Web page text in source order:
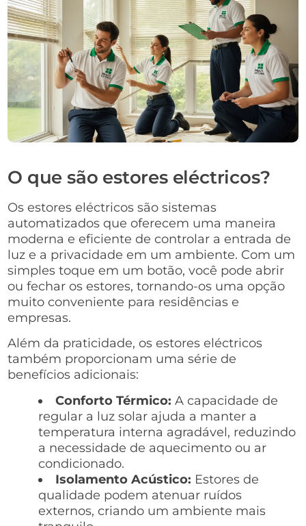
O que são estores eléctricos?
Os estores eléctricos são sistemas
automatizados que oferecem uma maneira
moderna e eficiente de controlar a entrada de
luz e a privacidade em um ambiente. Com um
simples toque em um botão, você pode abrir
ou fechar os estores, tornando-os uma opção
muito conveniente para residências e
empresas.
Além da praticidade, os estores eléctricos
também proporcionam uma série de
benefícios adicionais:
Conforto Térmico: A capacidade de
regular a luz solar ajuda a manter a
temperatura interna agradável, reduzindo
a necessidade de aquecimento ou ar
condicionado.
Isolamento Acústico: Estores de
qualidade podem atenuar ruídos
externos, criando um ambiente mais